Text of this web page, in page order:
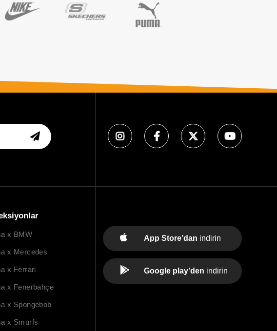
x BMW
x Mercedes
x Ferrari
x Fenerbahçe
x Spongebob
x Smurfs
App Store’dan indirin
Google play’den indirin